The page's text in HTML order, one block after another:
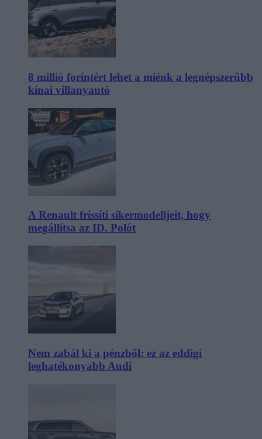
8 millió forintért lehet a miénk a legnépszerűbb
kínai villanyautó
A Renault frissíti sikermodelljeit, hogy
megállítsa az ID. Polót
Nem zabál ki a pénzből: ez az eddigi
leghatékonyabb Audi